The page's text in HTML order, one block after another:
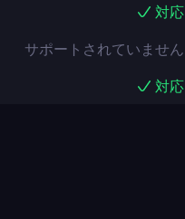
対応
サポートされていません
対応